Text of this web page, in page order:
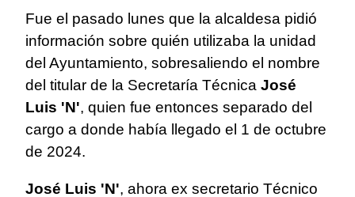
Fue el pasado lunes que la alcaldesa pidió
información sobre quién utilizaba la unidad
del Ayuntamiento, sobresaliendo el nombre
del titular de la Secretaría Técnica José
Luis 'N', quien fue entonces separado del
cargo a donde había llegado el 1 de octubre
de 2024.
José Luis 'N', ahora ex secretario Técnico